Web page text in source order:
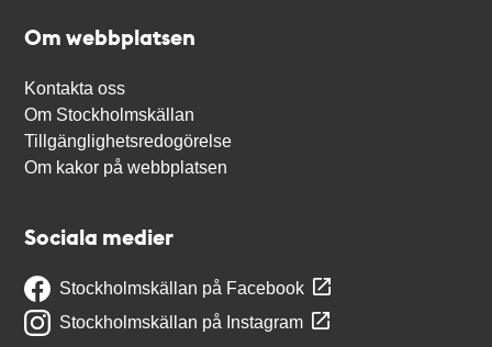
Om webbplatsen
Kontakta oss
Om Stockholmskällan
Tillgänglighetsredogörelse
Om kakor på webbplatsen
Sociala medier
Stockholmskällan på Facebook
Stockholmskällan på Instagram